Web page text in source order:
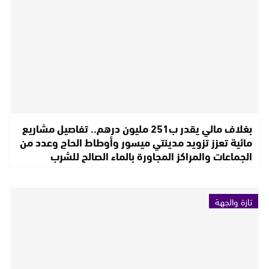
بغلاف مالي يقدر ب251 مليون درهم.. تفاصيل مشاريع
مائية تعزز تزويد مدينتي ميسور وأوطاط الحاج وعدد من
الجماعات والمراكز المجاورة بالماء الصالح للشرب
تازة والجهة